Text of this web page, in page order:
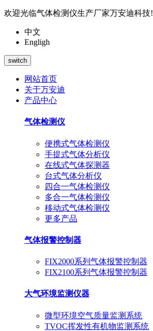
欢迎光临气体检测仪生产厂家万安迪科技!
中文
Engligh
switch
网站首页
关于万安迪
产品中心
气体检测仪
便携式气体检测仪
手提式气体分析仪
在线式气体探测器
台式气体分析仪
四合一气体检测仪
多合一气体检测仪
移动式气体检测仪
更多产品
气体报警控制器
FIX2000系列气体报警控制器
FIX2100系列气体报警控制器
大气环境监测仪器
微型环境空气质量监测系统
TVOC挥发性有机物监测系统